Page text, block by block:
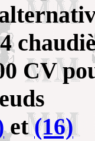
CV
et(16)